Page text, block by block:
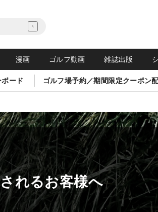
漫画 ゴルフ動画 雑誌出版
ード ゴルフ場予約／期間限定クーポン
れるお客様へ